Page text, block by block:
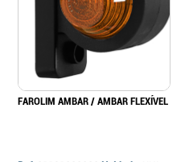
FAROLIM AMBAR / AMBAR FLEXÍVEL